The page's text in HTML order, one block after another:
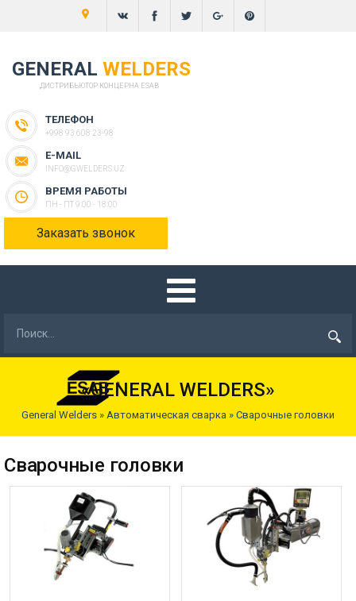
GENERAL WELDERS
ДИСТРИБЬЮТОР КОНЦЕРНА ESAB
ТЕЛЕФОН
+998 93 608 23-98
E-MAIL
INFO@GWELDERS.UZ
ВРЕМЯ РАБОТЫ
ПН - ПТ 9:00 - 18:00
Заказать звонок
«GENERAL WELDERS»
General Welders » Автоматическая сварка » Сварочные головки
Сварочные головки